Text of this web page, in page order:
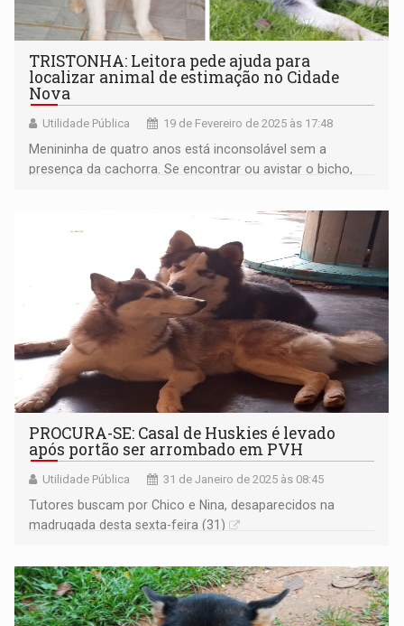
TRISTONHA: Leitora pede ajuda para
localizar animal de estimação no Cidade
Nova
Utilidade Pública 19 de Fevereiro de 2025 às 17:48
Menininha de quatro anos está inconsolável sem a
presença da cachorra. Se encontrar ou avistar o bicho,
PROCURA-SE: Casal de Huskies é levado
após portão ser arrombado em PVH
Utilidade Pública 31 de Janeiro de 2025 às 08:45
Tutores buscam por Chico e Nina, desaparecidos na
madrugada desta sexta-feira (31)